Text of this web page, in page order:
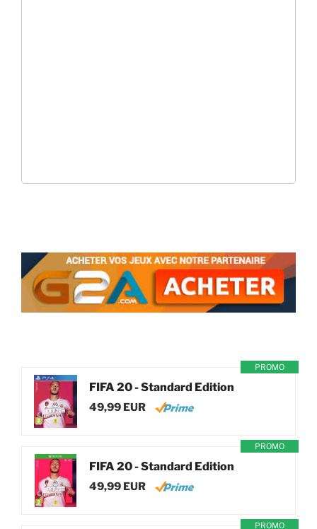
PROMO
FIFA 20 - Standard Edition
49,99 EUR
PROMO
FIFA 20 - Standard Edition
49,99 EUR
PROMO